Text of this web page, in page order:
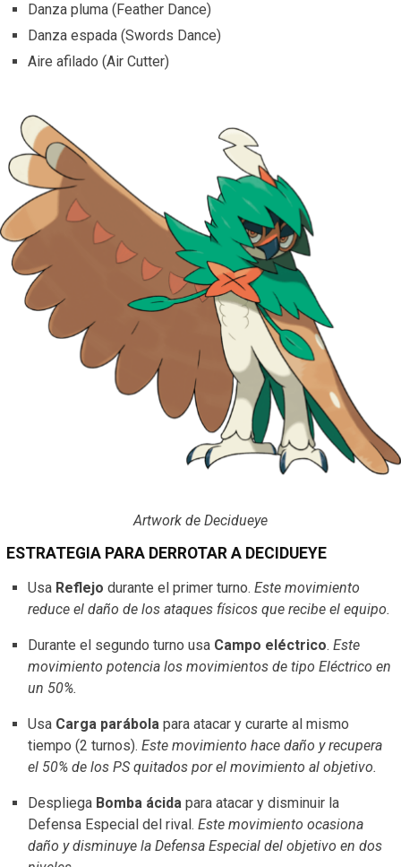
Danza pluma (Feather Dance)
Danza espada (Swords Dance)
Aire afilado (Air Cutter)
Artwork de Decidueye
ESTRATEGIA PARA DERROTAR A DECIDUEYE
Usa Reflejo durante el primer turno. Este movimiento
reduce el daño de los ataques físicos que recibe el equipo.
Durante el segundo turno usa Campo eléctrico. Este
movimiento potencia los movimientos de tipo Eléctrico en
un 50%.
Usa Carga parábola para atacar y curarte al mismo
tiempo (2 turnos). Este movimiento hace daño y recupera
el 50% de los PS quitados por el movimiento al objetivo.
Despliega Bomba ácida para atacar y disminuir la
Defensa Especial del rival. Este movimiento ocasiona
daño y disminuye la Defensa Especial del objetivo en dos